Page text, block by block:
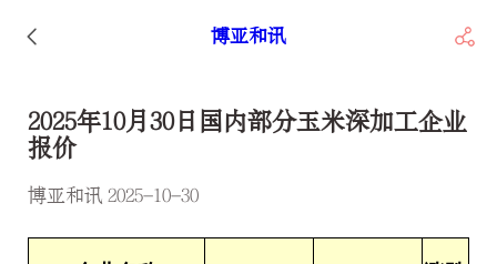
博亚和讯
2025年10月30日国内部分玉米深加工企业
报价
博亚和讯 2025-10-30